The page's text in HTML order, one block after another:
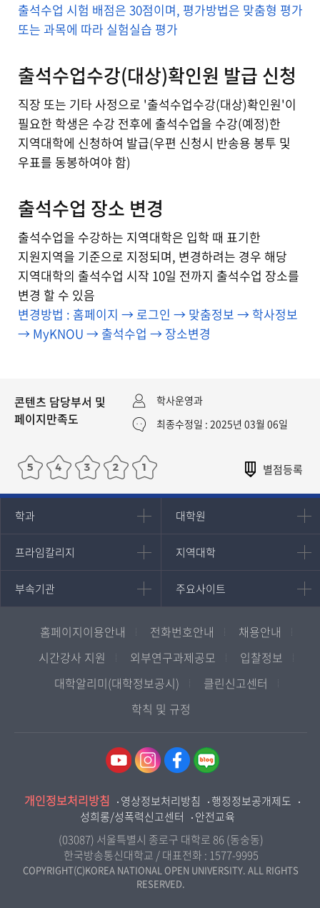
출석수업 시험 배점은 30점이며, 평가방법은 맞춤형 평가
또는 과목에 따라 실험실습 평가
출석수업수강(대상)확인원 발급 신청
직장 또는 기타 사정으로 '출석수업수강(대상)확인원'이
필요한 학생은 수강 전후에 출석수업을 수강(예정)한
지역대학에 신청하여 발급(우편 신청시 반송용 봉투 및
우표를 동봉하여야 함)
출석수업 장소 변경
출석수업을 수강하는 지역대학은 입학 때 표기한
지원지역을 기준으로 지정되며, 변경하려는 경우 해당
지역대학의 출석수업 시작 10일 전까지 출석수업 장소를
변경 할 수 있음
변경방법 : 홈페이지 → 로그인 → 맞춤정보 → 학사정보
→ MyKNOU → 출석수업 → 장소변경
콘텐츠 담당부서 및
페이지만족도
학사운영과
최종수정일 : 2025년 03월 06일
학과
인문과학대학
국어국문학과
영어영문학과
사회과학대학
미디어영상학과
도시콘텐츠·관광학과
사회복지연계전공
사회복지학과
대학원
대학원
대학원
경영대학원
프라임칼리지
프라임칼리지
학사학위과정
평생교육과정
지역대학
지역대학
지역대학 포털
서울지역대학
대구경북지역대학
인천지역대학
광주전남지역대학
울산지역대학
강원지역대학
전북지역대학
경남지역대학
제주지역대학
부속기관
부속기관
중앙도서관
원격교육혁신연구원
통합인문학연구소
종합교육연수원
인권센터
교원양성지원센터
주요사이트
주요사이트
멘토링
진로심리상담
교육정보화본부
OpenVLab
홈페이지이용안내 전화번호안내
채용안내
시간강사 지원
외부연구과제공모
입찰정보
대학알리미(대학정보공시)
클린신고센터
학칙 및 규정
개인정보처리방침 영상정보처리방침
행정정보공개제도
성희롱/성폭력신고센터
안전교육
(03087) 서울특별시 종로구 대학로 86 (동숭동)
한국방송통신대학교 / 대표전화 : 1577-9995
COPYRIGHT(C)KOREA NATIONAL OPEN UNIVERSITY. ALL RIGHTS
RESERVED.